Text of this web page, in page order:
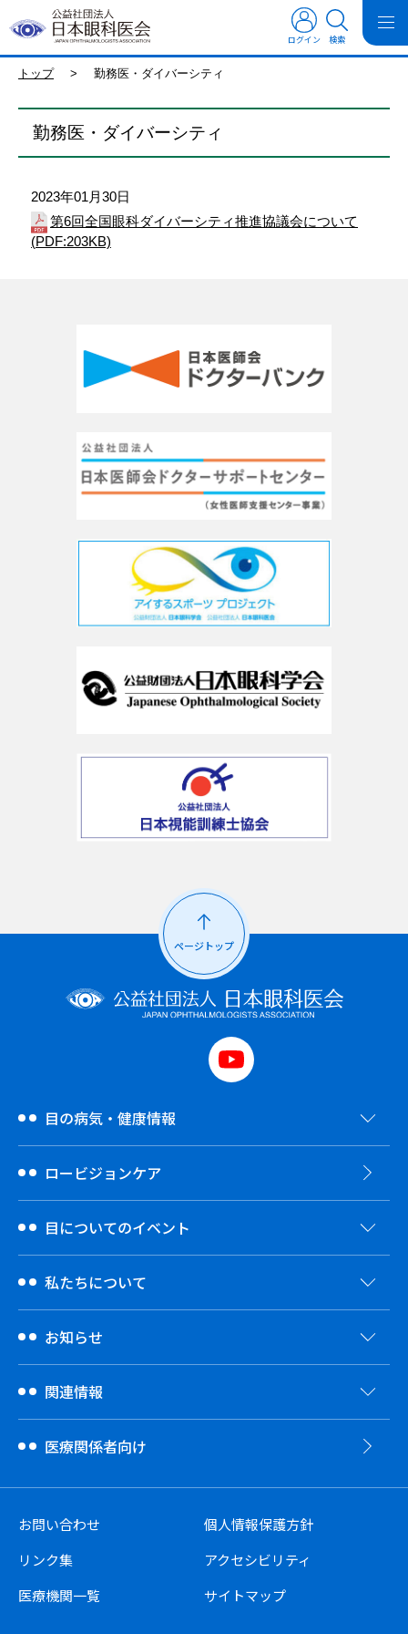
ログイン 検索
トップ > 勤務医・ダイバーシティ
勤務医・ダイバーシティ
2023年01月30日
第6回全国眼科ダイバーシティ推進協議会について
(PDF:203KB)
ページトップ
目の病気・健康情報
ロービジョンケア
目についてのイベント
私たちについて
お知らせ
関連情報
医療関係者向け
お問い合わせ
リンク集
医療機関一覧
個人情報保護方針
アクセシビリティ
サイトマップ